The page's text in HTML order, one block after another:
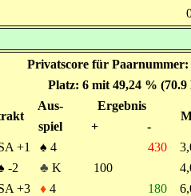
Privatscore für
Platz: 6 mit 49,24 %
Aus- Ergebnis
spiel +
-
+1 ♠ 4 430
-2 ♣ K 100
+3 ♦4 180